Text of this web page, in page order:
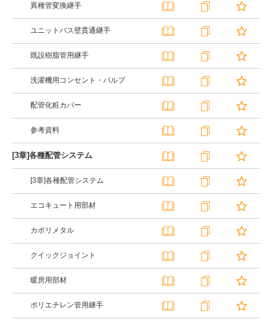
異種管変換継手
ユニットバス壁貫通継手
既設樹脂管用継手
洗濯機用コンセント・バルブ
配管化粧カバー
参考資料
[3章]各種配管システム
[3章]各種配管システム
エコキュート用部材
カポリメタル
クイックジョイント
暖房用部材
ポリエチレン管用継手